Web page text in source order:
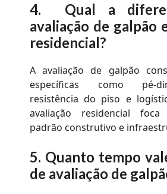
4.
Qual a
avaliação de galpão
residencial?
A avaliação de galpão
específicas como pé-
resistência do piso e
avaliação residencial
padrão construtivo e
5. Quanto tempo
de avaliação de